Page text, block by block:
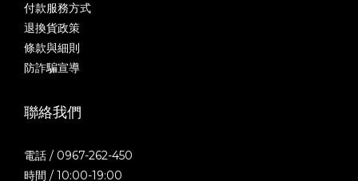
付款服務方式
退換貨政策
條款與細則
防詐騙宣導
聯絡我們
電話 / 0967-262-450
時間 / 10:00-19:00